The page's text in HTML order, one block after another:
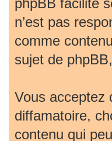
phpBB facilite
n’est pas
comme
sujet de
Vous acceptez
diffamatoire,
contenu qui